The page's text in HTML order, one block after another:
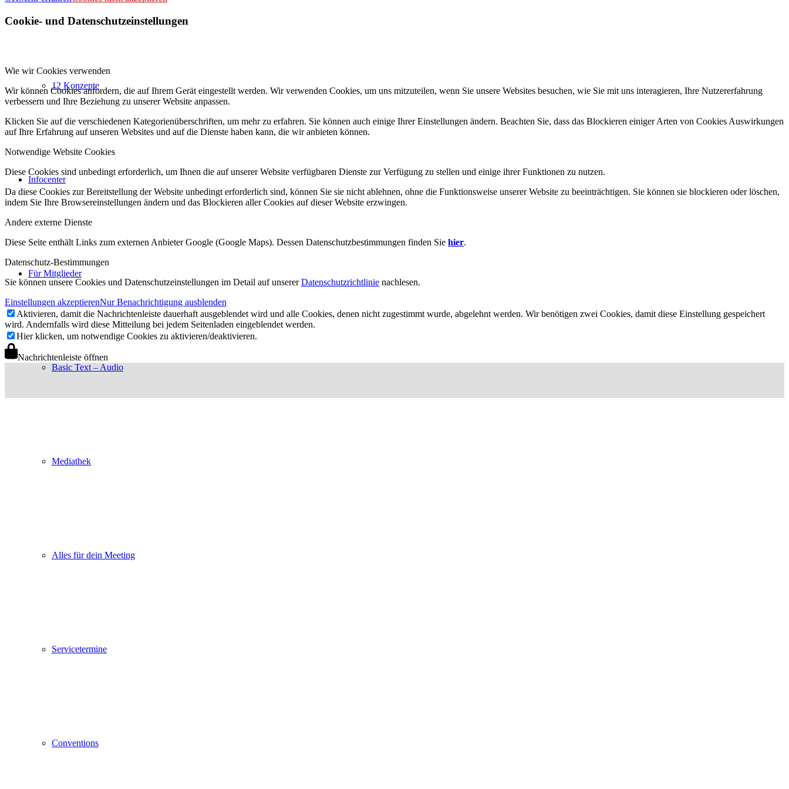
12 Konzepte
Infocenter
Für Mitglieder
Basic Text – Audio
Mediathek
Alles für dein Meeting
Servicetermine
Conventions
Cookie- und Datenschutzeinstellungen
Wie wir Cookies verwenden
Wir können Cookies anfordern, die auf Ihrem Gerät eingestellt werden. Wir verwenden Cookies, um uns mitzuteilen, wenn Sie unsere Websites besuchen, wie Sie mit uns interagieren, Ihre Nutzererfahrung
verbessern und Ihre Beziehung zu unserer Website anpassen.
Klicken Sie auf die verschiedenen Kategorienüberschriften, um mehr zu erfahren. Sie können auch einige Ihrer Einstellungen ändern. Beachten Sie, dass das Blockieren einiger Arten von Cookies Auswirkungen
auf Ihre Erfahrung auf unseren Websites und auf die Dienste haben kann, die wir anbieten können.
Notwendige Website Cookies
Diese Cookies sind unbedingt erforderlich, um Ihnen die auf unserer Website verfügbaren Dienste zur Verfügung zu stellen und einige ihrer Funktionen zu nutzen.
Da diese Cookies zur Bereitstellung der Website unbedingt erforderlich sind, können Sie sie nicht ablehnen, ohne die Funktionsweise unserer Website zu beeinträchtigen. Sie können sie blockieren oder löschen,
indem Sie Ihre Browsereinstellungen ändern und das Blockieren aller Cookies auf dieser Website erzwingen.
Andere externe Dienste
Diese Seite enthält Links zum externen Anbieter Google (Google Maps). Dessen Datenschutzbestimmungen finden Sie hier.
Datenschutz-Bestimmungen
Sie können unsere Cookies und Datenschutzeinstellungen im Detail auf unsererDatenschutzrichtlinie nachlesen.
Einstellungen akzeptierenNur Benachrichtigung ausblenden
Aktivieren, damit die Nachrichtenleiste dauerhaft ausgeblendet wird und alle Cookies, denen nicht zugestimmt wurde, abgelehnt werden. Wir benötigen zwei Cookies, damit diese Einstellung gespeichert
wird. Andernfalls wird diese Mitteilung bei jedem Seitenladen eingeblendet werden.
Hier klicken, um notwendige Cookies zu aktivieren/deaktivieren.
Nachrichtenleiste öffnen